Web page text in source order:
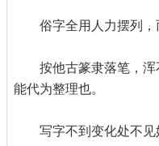
俗字全用人力摆列，
按他古篆隶落笔，
能代为整理也。
写字不到变化处不见